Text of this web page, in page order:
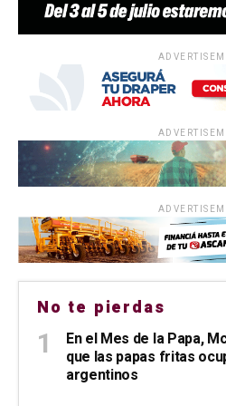
No te pierdas
En el Mes de la Papa,
que las papas fritas
argentinos